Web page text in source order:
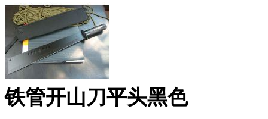
铁管开山刀平头黑色